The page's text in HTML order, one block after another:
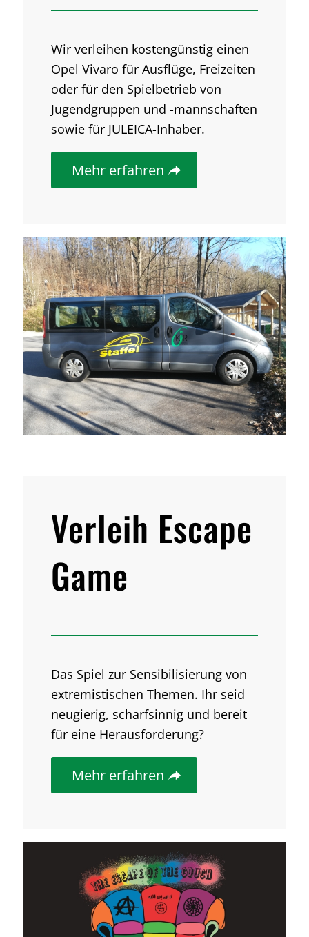
Wir verleihen kostengünstig einen
Opel Vivaro für Ausflüge, Freizeiten
oder für den Spielbetrieb von
Jugendgruppen und -mannschaften
sowie für JULEICA-Inhaber.
Mehr erfahren
Verleih Escape
Game
Das Spiel zur Sensibilisierung von
extremistischen Themen. Ihr seid
neugierig, scharfsinnig und bereit
für eine Herausforderung?
Mehr erfahren